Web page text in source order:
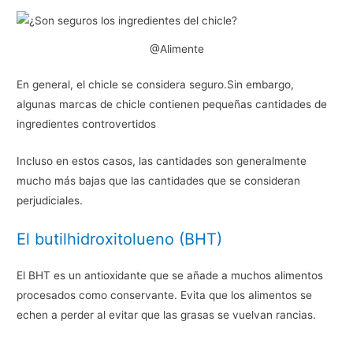
@Alimente
En general, el chicle se considera seguro.Sin embargo,
algunas marcas de chicle contienen pequeñas cantidades de
ingredientes controvertidos
Incluso en estos casos, las cantidades son generalmente
mucho más bajas que las cantidades que se consideran
perjudiciales.
El butilhidroxitolueno (BHT)
El BHT es un antioxidante que se añade a muchos alimentos
procesados como conservante. Evita que los alimentos se
echen a perder al evitar que las grasas se vuelvan rancias.